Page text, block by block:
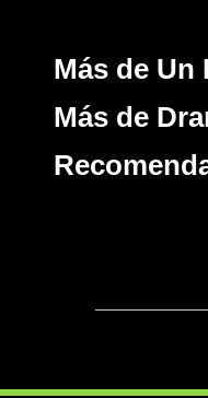
Más de Un
Más de